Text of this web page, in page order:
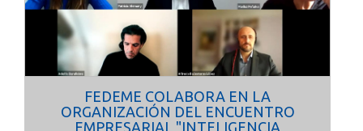
FEDEME COLABORA EN LA
ORGANIZACIÓN DEL ENCUENTRO
EMPRESARIAL "INTELIGENCIA